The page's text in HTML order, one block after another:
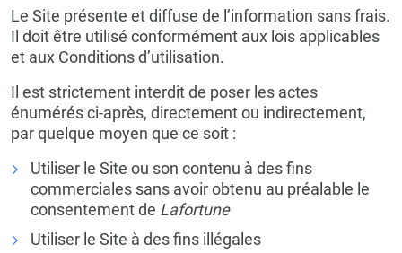
Le Site présente et diffuse de l’information sans frais.
Il doit être utilisé conformément aux lois applicables
et aux Conditions d’utilisation.
Il est strictement interdit de poser les actes
énumérés ci-après, directement ou indirectement,
par quelque moyen que ce soit :
Utiliser le Site ou son contenu à des fins
commerciales sans avoir obtenu au préalable le
consentement de Lafortune
Utiliser le Site à des fins illégales